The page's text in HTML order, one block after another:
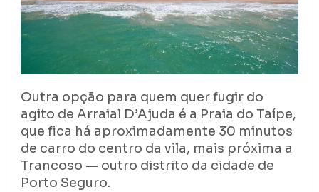
Outra opção para quem quer fugir do
agito de Arraial D’Ajuda é a Praia do Taípe,
que fica há aproximadamente 30 minutos
de carro do centro da vila, mais próxima a
Trancoso — outro distrito da cidade de
Porto Seguro.